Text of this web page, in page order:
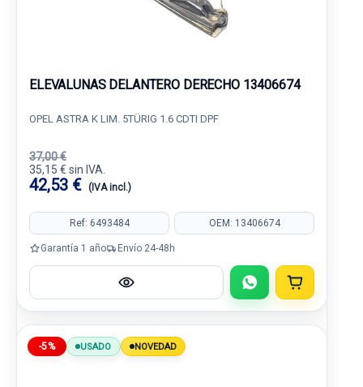
ELEVALUNAS DELANTERO DERECHO 13406674
OPEL ASTRA K LIM. 5TÜRIG 1.6 CDTI DPF
37,00 €
35,15 € sin IVA.
42,53 € (IVA incl.)
Ref: 6493484 OEM: 13406674
Garantía 1 año Envío 24-48h
-5% USADO NOVEDAD